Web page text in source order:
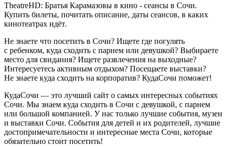
TheatreHD: Братья Карамазовы в кино - сеансы в Сочи.
Купить билеты, почитать описание, даты сеансов, в каких
кинотеатрах идёт.
Не знаете что посетить в Сочи? Ищете где погулять
с ребенком, куда сходить с парнем или девушкой? Выбираете
место для свидания? Ищете развлечения на выходные?
Интересуетесь активным отдыхом? Посещаете выставки?
Не знаете куда сходить на корпоратив? КудаСочи поможет!
КудаСочи — это лучший сайт о самых интересных событиях
Сочи. Мы знаем куда сходить в Сочи с девушкой, с парнем
или большой компанией. У нас только лучшие события, музеи
и выставки Сочи. События для детей и их родителей, лучшие
достопримечательности и интересные места Сочи, которые
обязательно стоит посетить!